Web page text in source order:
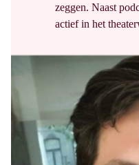
zeggen. Naast
actief in het